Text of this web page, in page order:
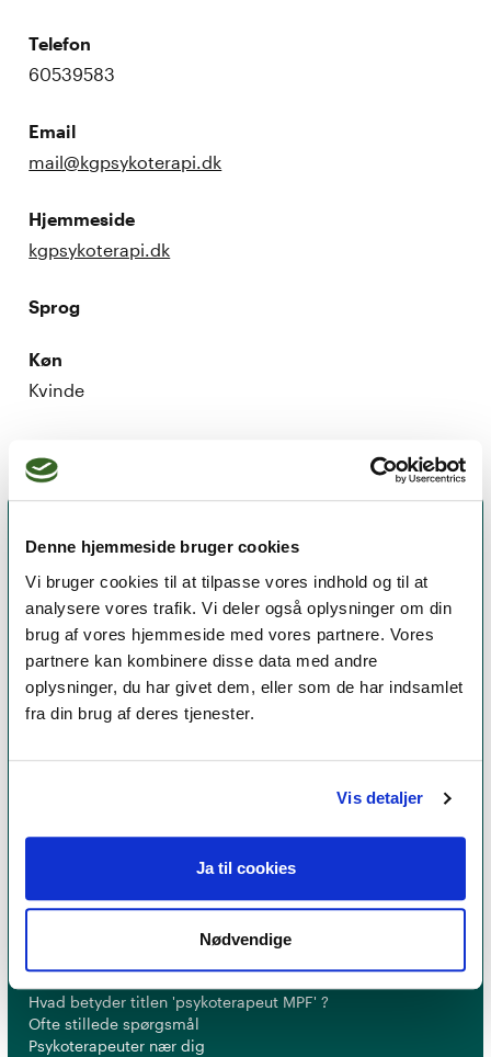
Denne hjemmeside bruger cookies
Vi bruger cookies til at tilpasse vores indhold og til at
analysere vores trafik. Vi deler også oplysninger om din
brug af vores hjemmeside med vores partnere. Vores
partnere kan kombinere disse data med andre
oplysninger, du har givet dem, eller som de har indsamlet
fra din brug af deres tjenester.
Vis detaljer
Ja til cookies
Nødvendige
Telefon
60539583
Email
mail@kgpsykoterapi.dk
Hjemmeside
kgpsykoterapi.dk
Sprog
Køn
Kvinde
leve op til en række kriterier om uddannelse og
Hvad betyder titlen 'psykoterapeut MPF' ?
Ofte stillede spørgsmål
Psykoterapeuter nær dig